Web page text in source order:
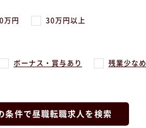
万円 30万円以上
ボーナス・賞与あり 残業少なめ
条件で昼職転職求人を検索